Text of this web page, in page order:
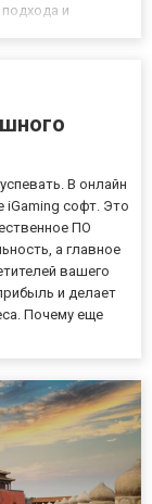
и
В онлайн
iGaming софт. Это
ПО
а главное
вашего
и делает
Почему еще